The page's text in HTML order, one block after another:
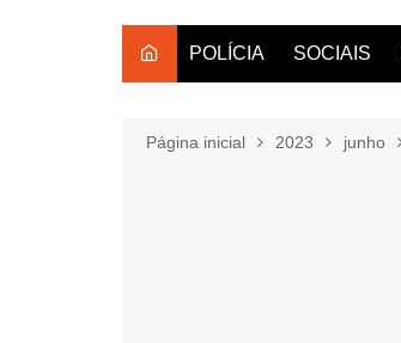
POLÍCIA SOCIAIS
Página inicial 2023 junho